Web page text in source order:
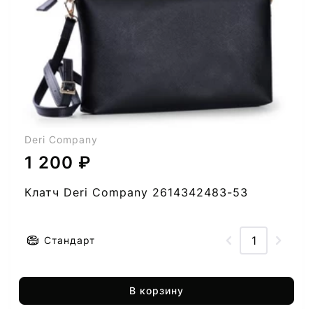
Deri Company
1 200 ₽
Клатч Deri Company 2614342483-53
Стандарт
В корзину